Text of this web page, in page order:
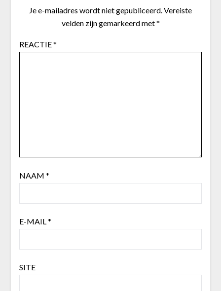
Je e-mailadres wordt niet gepubliceerd.Vereiste
velden zijn gemarkeerd met*
REACTIE*
NAAM *
E-MAIL*
SITE